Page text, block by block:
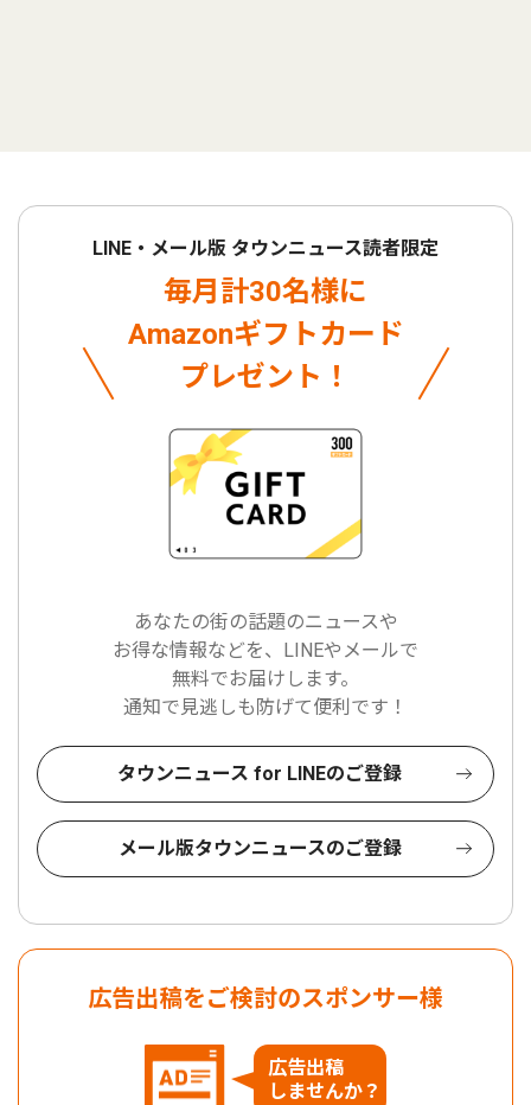
LINE・メール版 タウンニュース読者限定
毎月計30名様に
Amazonギフトカード
プレゼント！
あなたの街の話題のニュースや
お得な情報などを、LINEやメールで
無料でお届けします。
通知で見逃しも防げて便利です！
タウンニュース for LINEのご登録
メール版タウンニュースのご登録
広告出稿をご検討のスポンサー様
広告出稿
しませんか？